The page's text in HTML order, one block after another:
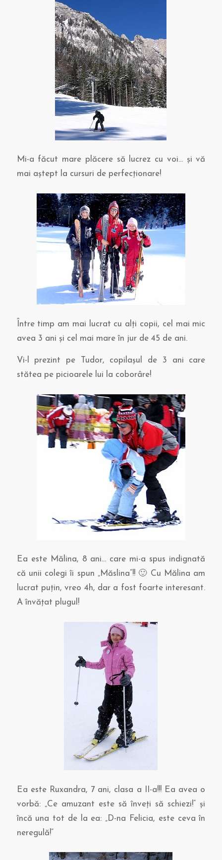
Mi-a făcut mare plăcere să lucrez cu voi… şi vă
mai aştept la cursuri de perfecţionare!
Între timp am mai lucrat cu alţi copii, cel mai mic
avea 3 ani şi cel mai mare în jur de 45 de ani.
Vi-l prezint pe Tudor, copilaşul de 3 ani care
stătea pe picioarele lui la coborâre!
Ea este Mălina, 8 ani… care mi-a spus indignată
că unii colegi îi spun „Măslina”!! 🙂 Cu Mălina am
lucrat puţin, vreo 4h, dar a fost foarte interesant.
A învăţat plugul!
Ea este Ruxandra, 7 ani, clasa a II-a!!! Ea avea o
vorbă: „Ce amuzant este să înveţi să schiezi!” şi
încă una tot de la ea: „D-na Felicia, este ceva în
neregulă!”